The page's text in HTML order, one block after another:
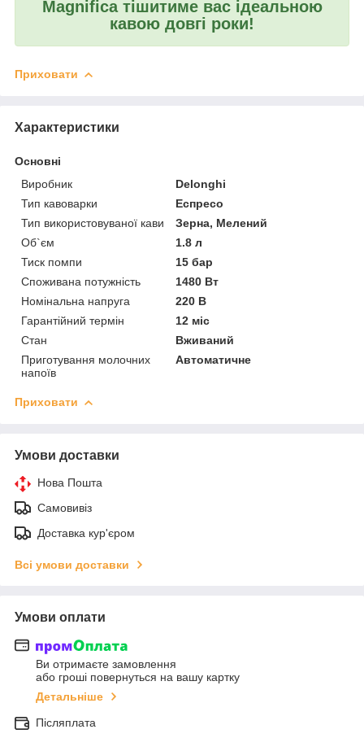
Magnifica тішитиме вас ідеальною
кавою довгі роки!
Приховати
Характеристики
Основні
Виробник
Delonghi
Тип кавоварки
Еспресо
Тип використовуваної кави
Зерна, Мелений
Об`єм
1.8 л
Тиск помпи
15 бар
Споживана потужність
1480 Вт
Номінальна напруга
220 В
Гарантійний термін
12 міс
Стан
Вживаний
Приготування молочних
напоїв
Автоматичне
Приховати
Умови доставки
Нова Пошта
Самовивіз
Доставка кур'єром
Всі умови доставки
Умови оплати
Ви отримаєте замовлення
або гроші повернуться на вашу картку
Детальніше
Післяплата